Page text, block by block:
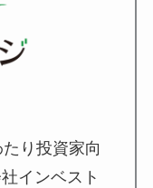
り投資家向
インベスト